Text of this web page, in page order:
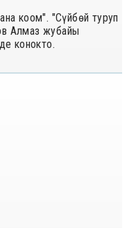
коом". "Сүйбөй туруп
Алмаз жубайы
конокто.